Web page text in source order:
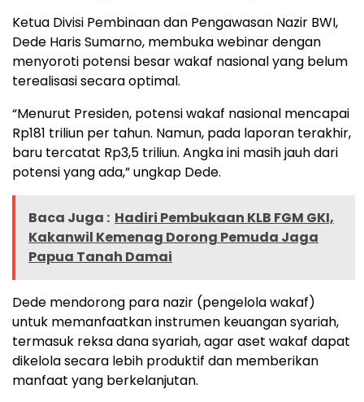
Ketua Divisi Pembinaan dan Pengawasan Nazir BWI,
Dede Haris Sumarno, membuka webinar dengan
menyoroti potensi besar wakaf nasional yang belum
terealisasi secara optimal.
“Menurut Presiden, potensi wakaf nasional mencapai
Rp181 triliun per tahun. Namun, pada laporan terakhir,
baru tercatat Rp3,5 triliun. Angka ini masih jauh dari
potensi yang ada,” ungkap Dede.
Baca Juga : Hadiri Pembukaan KLB FGM GKI,
Kakanwil Kemenag Dorong Pemuda Jaga
Papua Tanah Damai
Dede mendorong para nazir (pengelola wakaf)
untuk memanfaatkan instrumen keuangan syariah,
termasuk reksa dana syariah, agar aset wakaf dapat
dikelola secara lebih produktif dan memberikan
manfaat yang berkelanjutan.